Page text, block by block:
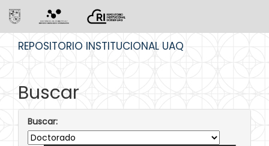
REPOSITORIO INSTITUCIONAL UAQ
Buscar
Buscar: